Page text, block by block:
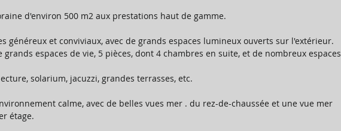
d'environ 500 m2 aux prestations haut de gamme.
généreux et conviviaux, avec de grands espaces lumineux ouverts sur l'extérieur.
espaces de vie, 5 pièces, dont 4 chambres en suite, et de nombreux espaces
solarium, jacuzzi, grandes terrasses, etc.
calme, avec de belles vues mer . du rez-de-chaussée et une vue mer
étage.